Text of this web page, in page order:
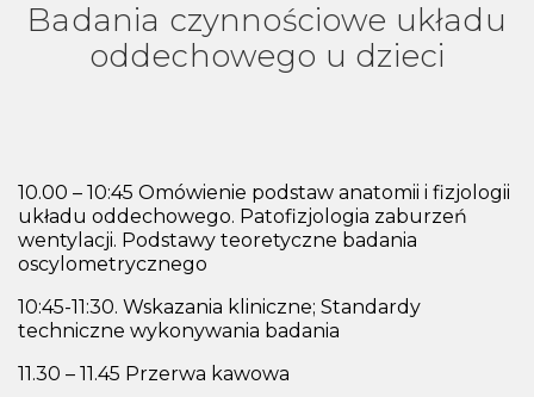
Badania czynnościowe układu
oddechowego u dzieci
10.00 – 10:45 Omówienie podstaw anatomii i fizjologii
układu oddechowego. Patofizjologia zaburzeń
wentylacji. Podstawy teoretyczne badania
oscylometrycznego
10:45-11:30. Wskazania kliniczne; Standardy
techniczne wykonywania badania
11.30 – 11.45 Przerwa kawowa